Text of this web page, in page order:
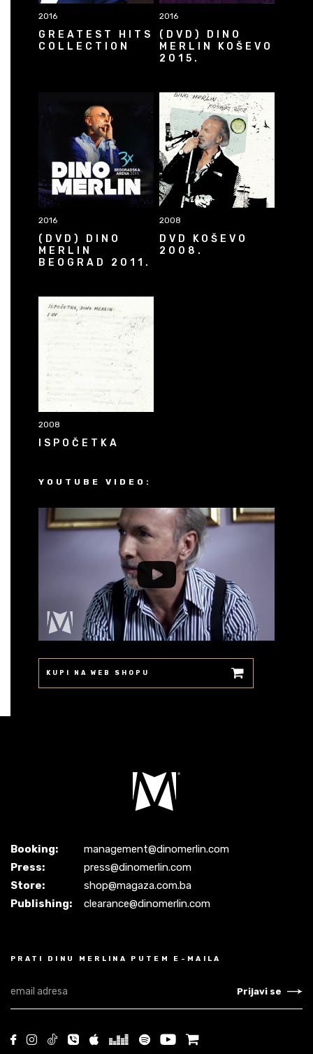
2016
GREATEST HITS
COLLECTION
2016
(DVD) DINO
MERLIN KOŠEVO
2015.
2016
(DVD) DINO
MERLIN
BEOGRAD 2011.
2008
DVD KOŠEVO
2008.
2008
ISPOČETKA
YOUTUBE VIDEO:
KUPI NA WEB SHOPU
Booking:
management@dinomerlin.com
Press:
press@dinomerlin.com
Store:
shop@magaza.com.ba
Publishing:
clearance@dinomerlin.com
PRATI DINU MERLINA PUTEM E-MAILA
Prijavi se